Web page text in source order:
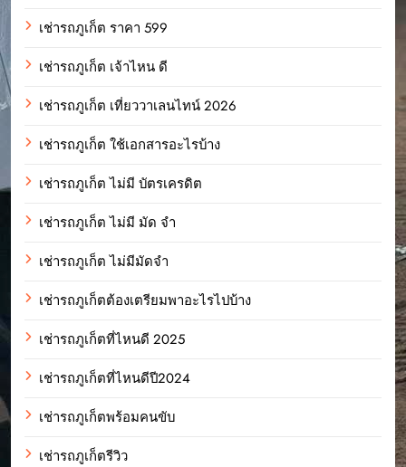
เช่ารถภูเก็ต ราคา 599
เช่ารถภูเก็ต เจ้าไหน ดี
เช่ารถภูเก็ต เที่ยววาเลนไทน์ 2026
เช่ารถภูเก็ต ใช้เอกสารอะไรบ้าง
เช่ารถภูเก็ต ไม่มี บัตรเครดิต
เช่ารถภูเก็ต ไม่มี มัด จํา
เช่ารถภูเก็ต ไม่มีมัดจำ
เช่ารถภูเก็ตต้องเตรียมพาอะไรไปบ้าง
เช่ารถภูเก็ตที่ไหนดี 2025
เช่ารถภูเก็ตที่ไหนดีปี2024
เช่ารถภูเก็ตพร้อมคนขับ
เช่ารถภูเก็ตรีวิว